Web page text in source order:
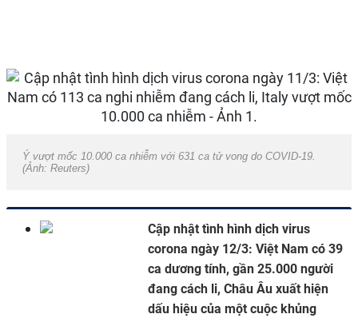
Ý vượt mốc 10.000 ca nhiễm với 631 ca tử vong do COVID-19.
(Ảnh: Reuters)
Cập nhật tình hình dịch virus
corona ngày 12/3: Việt Nam có 39
ca dương tính, gần 25.000 người
đang cách li, Châu Âu xuất hiện
dấu hiệu của một cuộc khủng